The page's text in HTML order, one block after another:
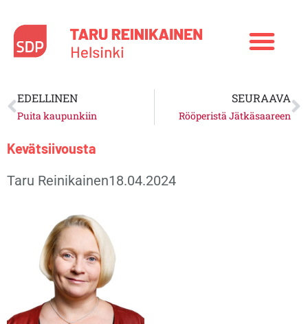
sisältöön
Prev
EDELLINEN
Puita kaupunkiin
SEURAAVA
Rööperistä Jätkäsaareen
Kevätsiivousta
Taru Reinikainen18.04.2024